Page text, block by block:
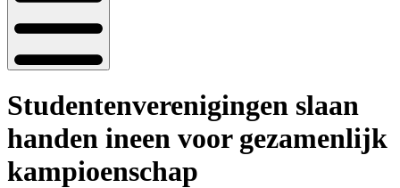
Studentenverenigingen slaan
handen ineen voor gezamenlijk
kampioenschap